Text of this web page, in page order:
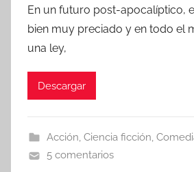
En un futuro post-apocalíptico,
bien muy preciado y en todo el
una ley,
Descargar
Acción, Ciencia ficción,
5 comentarios